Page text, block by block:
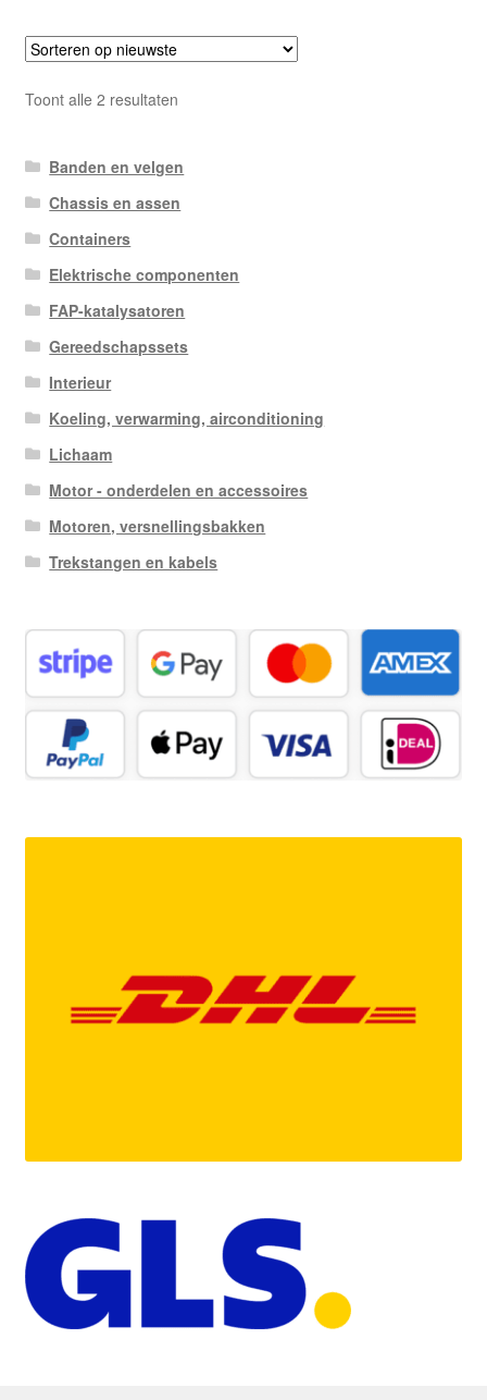
Toont alle 2 resultatenGesorteerd
Banden en velgen
Chassis en assen
Containers
Elektrische componenten
FAP-katalysatoren
Gereedschapssets
Interieur
Koeling, verwarming, airconditioning
Lichaam
Motor - onderdelen en accessoires
Motoren, versnellingsbakken
Trekstangen en kabels